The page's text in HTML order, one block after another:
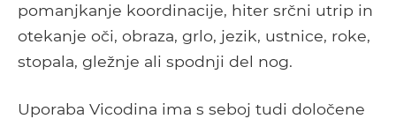
pomanjkanje koordinacije, hiter srčni utrip in
otekanje oči, obraza, grlo, jezik, ustnice, roke,
stopala, gležnje ali spodnji del nog.
Uporaba Vicodina ima s seboj tudi določene